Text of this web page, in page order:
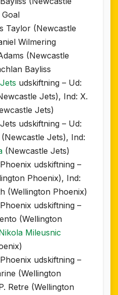
Taylor (Newcastle
Wilmering
(Newcastle
Bayliss
udskiftning – Ud:
Jets), Ind: X.
Jets)
udskiftning – Ud:
Jets), Ind:
(Newcastle Jets)
udskiftning –
Phoenix), Ind:
(Wellington Phoenix)
udskiftning –
(Wellington
Mileusnic
udskiftning –
(Wellington
Retre (Wellington